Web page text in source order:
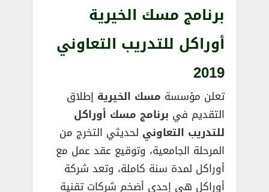
برنامج مسك الخيرية
أوراكل للتدريب التعاوني
2019
تعلن مؤسسة مسك الخيرية إطلاق
التقديم في برنامج مسك أوراكل
للتدريب التعاوني لحديثي التخرج من
المرحلة الجامعية، وتوقيع عقد عمل مع
أوراكل لمدة سنة كاملة، وتعد شركة
أوراكل هي إحدى أضخم شركات تقنية